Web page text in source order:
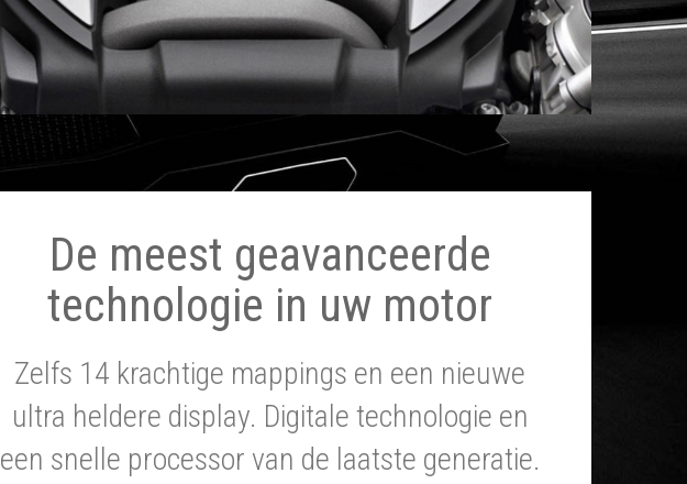
De meest geavanceerde
technologie in uw motor
Zelfs 14 krachtige mappings en een nieuwe
ultra heldere display. Digitale technologie en
een snelle processor van de laatste generatie.